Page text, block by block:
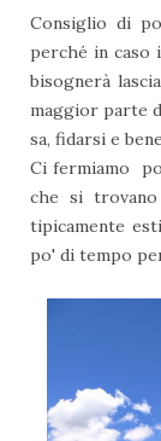
Consiglio di
perché in caso
bisognerà
maggior parte
sa, fidarsi e
Ci fermiamo
che si
tipicamente
po' di tempo